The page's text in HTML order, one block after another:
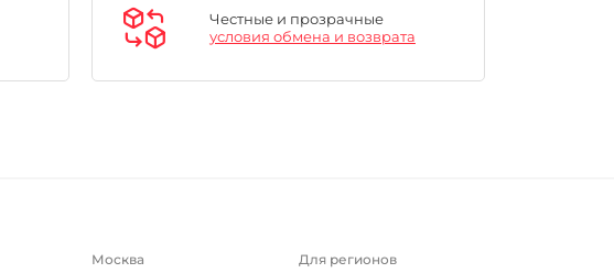
Честные и прозрачные
условия обмена и возврата
Москва Для регионов